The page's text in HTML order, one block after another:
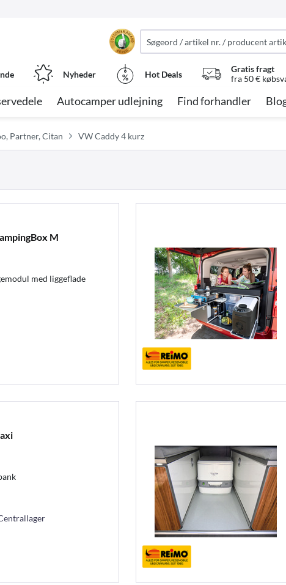
Nyheder Hot Deals
Gratis fragt
fra 50 €
Autocamper udlejning Find forhandler
Partner, Citan VW Caddy 4 kurz
M
med liggeflade